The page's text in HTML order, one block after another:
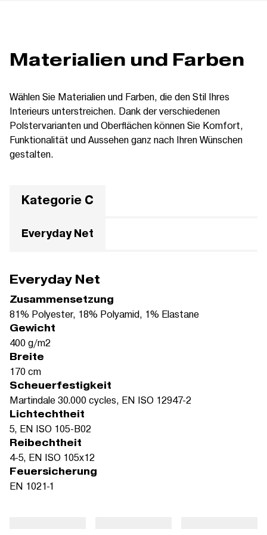
Materialien und Farben
Wählen Sie Materialien und Farben, die den Stil Ihres
Interieurs unterstreichen. Dank der verschiedenen
Polstervarianten und Oberflächen können Sie Komfort,
Funktionalität und Aussehen ganz nach Ihren Wünschen
gestalten.
Kategorie C
Everyday Net
Everyday Net
Zusammensetzung
81% Polyester, 18% Polyamid, 1% Elastane
Gewicht
400 g/m2
Breite
170 cm
Scheuerfestigkeit
Martindale 30.000 cycles, EN ISO 12947-2
Lichtechtheit
5, EN ISO 105-B02
Reibechtheit
4-5, EN ISO 105x12
Feuersicherung
EN 1021-1